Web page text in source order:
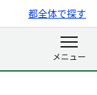
都全体で探す